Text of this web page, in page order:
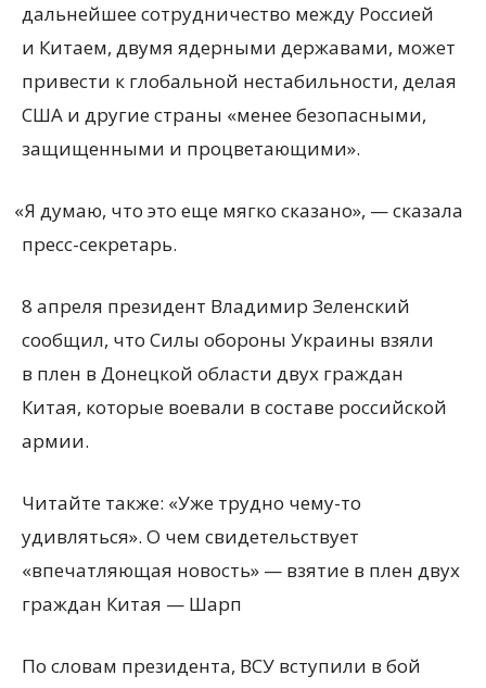
дальнейшее сотрудничество между Россией
и Китаем, двумя ядерными державами, может
привести к глобальной нестабильности, делая
США и другие страны «менее безопасными,
защищенными и процветающими».
«Я думаю, что это еще мягко сказано», — сказала
пресс-секретарь.
8 апреля президент Владимир Зеленский
сообщил, что Силы обороны Украины взяли
в плен в Донецкой области двух граждан
Китая, которые воевали в составе российской
армии.
Читайте также: «Уже трудно чему-то
удивляться». О чем свидетельствует
«впечатляющая новость» — взятие в плен двух
граждан Китая — Шарп
По словам президента, ВСУ вступили в бой